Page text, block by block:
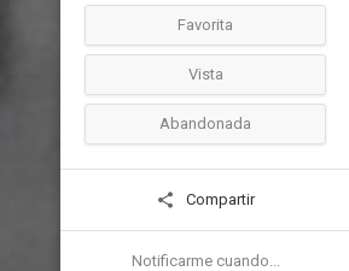
Favorita
Vista
Abandonada
Compartir
Notificarme cuando...